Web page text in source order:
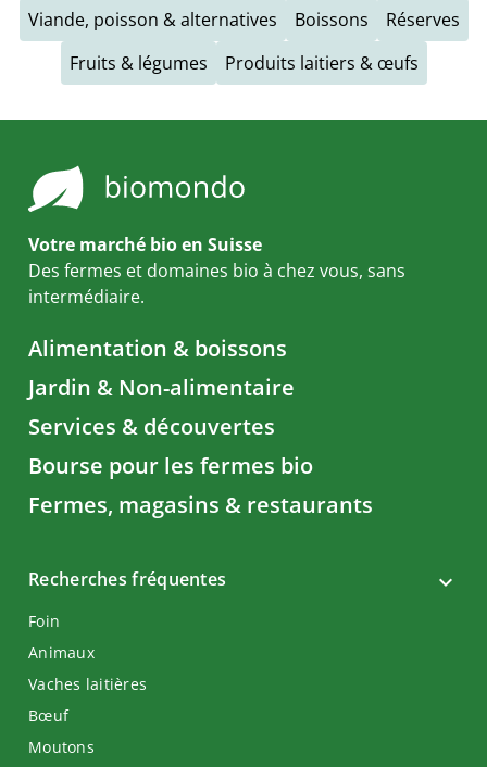
Viande, poisson & alternatives
Boissons
Réserves
Fruits & légumes
Produits laitiers & œufs
Votre marché bio en Suisse
Des fermes et domaines bio à chez vous, sans
intermédiaire.
Alimentation & boissons
Jardin & Non-alimentaire
Services & découvertes
Bourse pour les fermes bio
Fermes, magasins & restaurants
Recherches fréquentes
Foin
Animaux
Vaches laitières
Bœuf
Moutons